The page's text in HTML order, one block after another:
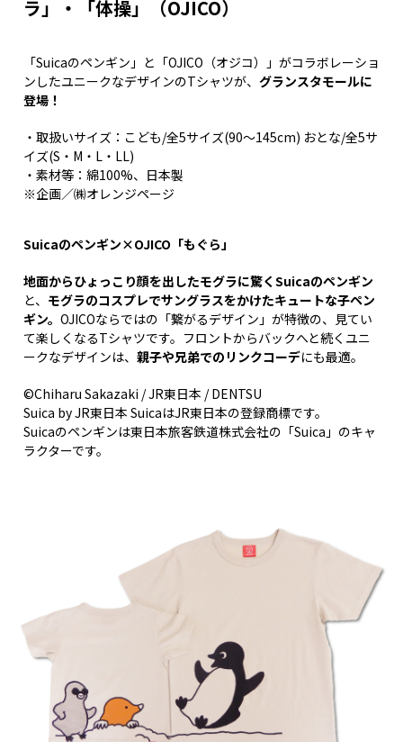
ラ」・「体操」（OJICO）
「Suicaのペンギン」と「OJICO（オジコ）」がコラボレーショ
ンしたユニークなデザインのTシャツが、 グランスタモールに
登場！
・取扱いサイズ：こども/全5サイズ(90～145cm) おとな/全5サ
イズ(S・M・L・LL)
・素材等：綿100%、日本製
※企画／㈱オレンジページ
Suicaのペンギン×OJICO「もぐら」
地面からひょっこり顔を出したモグラに驚くSuicaのペンギン
と、 モグラのコスプレでサングラスをかけたキュートな子ペン
ギン。 OJICOならではの「繋がるデザイン」が特徴の、見てい
て楽しくなるTシャツです。フロントからバックへと続くユニ
ークなデザインは、 親子や兄弟でのリンクコーデにも最適。
©Chiharu Sakazaki / JR東日本 / DENTSU
Suica by JR東日本 SuicaはJR東日本の登録商標です。
Suicaのペンギンは東日本旅客鉄道株式会社の「Suica」のキャ
ラクターです。